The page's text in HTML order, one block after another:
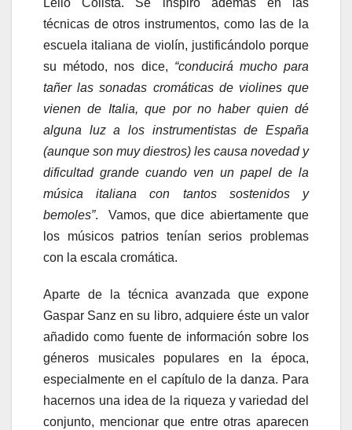
Lelio Colista. Se inspiró además en las
técnicas de otros instrumentos, como las de la
escuela italiana de violín, justificándolo porque
su método, nos dice, “conducirá mucho para
tañer las sonadas cromáticas de violines que
vienen de Italia, que por no haber quien dé
alguna luz a los instrumentistas de España
(aunque son muy diestros) les causa novedad y
dificultad grande cuando ven un papel de la
música italiana con tantos sostenidos y
bemoles”. Vamos, que dice abiertamente que
los músicos patrios tenían serios problemas
con la escala cromática.
Aparte de la técnica avanzada que expone
Gaspar Sanz en su libro, adquiere éste un valor
añadido como fuente de información sobre los
géneros musicales populares en la época,
especialmente en el capítulo de la danza. Para
hacernos una idea de la riqueza y variedad del
conjunto, mencionar que entre otras aparecen